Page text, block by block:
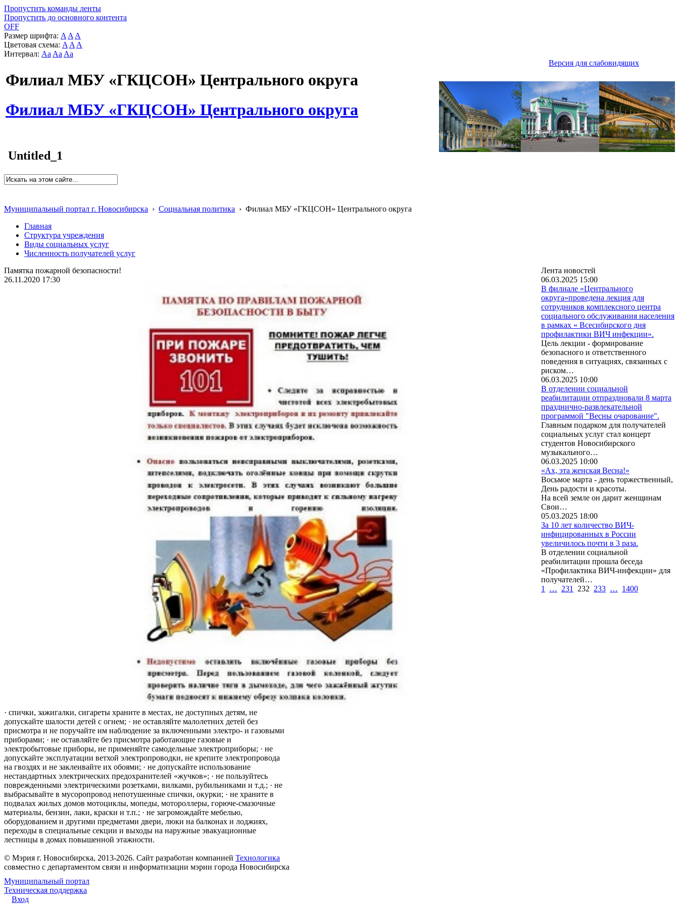
Пропустить команды ленты
Пропустить до основного контента
OFF
Размер шрифта: A A A
Цветовая схема: A A A
Интервал: Aa Aa Aa
Версия для слабовидящих
Филиал МБУ «ГКЦСОН» Центрального округа
Филиал МБУ «ГКЦСОН» Центрального округа
Untitled_1
Муниципальный портал г. Новосибирска › Социальная политика › Филиал МБУ «ГКЦСОН» Центрального округа
Главная
Структура учреждения
Виды социальных услуг
Численность получателей услуг
Памятка пожарной безопасности!
26.11.2020 17:30
· спички, зажигалки, сигареты храните в местах, не доступных детям, не
допускайте шалости детей с огнем; · не оставляйте малолетних детей без
присмотра и не поручайте им наблюдение за включенными электро- и газовыми
приборами; · не оставляйте без присмотра работающие газовые и
электробытовые приборы, не применяйте самодельные электроприборы; · не
допускайте эксплуатации ветхой электропроводки, не крепите электропровода
на гвоздях и не заклеивайте их обоями; · не допускайте использование
нестандартных электрических предохранителей «жучков»; · не пользуйтесь
поврежденными электрическими розетками, вилками, рубильниками и т.д.; · не
выбрасывайте в мусоропровод непотушенные спички, окурки; · не храните в
подвалах жилых домов мотоциклы, мопеды, мотороллеры, горюче-смазочные
материалы, бензин, лаки, краски и т.п.; · не загромождайте мебелью,
оборудованием и другими предметами двери, люки на балконах и лоджиях,
переходы в специальные секции и выходы на наружные эвакуационные
лестницы в домах повышенной этажности.
Лента новостей
06.03.2025 15:00
В филиале «Центрального
округа»проведена лекция для
сотрудников комплексного центра
социального обслуживания населения
в рамках « Всесибирского дня
профилактики ВИЧ инфекции».
Цель лекции - формирование
безопасного и ответственного
поведения в ситуациях, связанных с
риском…
06.03.2025 10:00
В отделении социальной
реабилитации отпраздновали 8 марта
празднично-развлекательной
программой "Весны очарование".
Главным подарком для получателей
социальных услуг стал концерт
студентов Новосибирского
музыкального…
06.03.2025 10:00
«Ах, эта женская Весна!»
Восьмое марта - день торжественный,
День радости и красоты.
На всей земле он дарит женщинам
Свои…
05.03.2025 18:00
За 10 лет количество ВИЧ-
инфицированных в России
увеличилось почти в 3 раза.
В отделении социальной
реабилитации прошла беседа
«Профилактика ВИЧ-инфекции» для
получателей…
1
… 231 232 233 … 1400
© Мэрия г. Новосибирска, 2013-2026. Сайт разработан компанией Технологика
совместно с департаментом связи и информатизации мэрии города Новосибирска
Муниципальный портал
Техническая поддержка
Вход